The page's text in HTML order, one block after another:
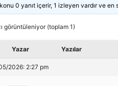
0 yanıt içerir, 1 izleyen vardır ve en
görüntüleniyor (toplam 1)
Yazar Yazılar
2026: 2:27 pm